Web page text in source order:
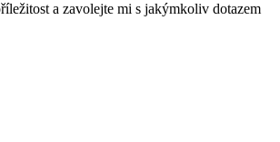
a zavolejte mi s jakýmkoliv dotazem